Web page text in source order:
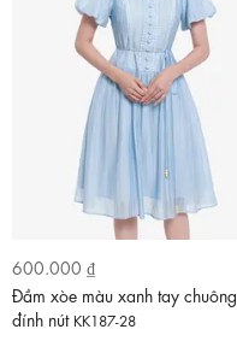
600.000 ₫
Đầm xòe màu xanh tay chuông
đính nút KK187-28